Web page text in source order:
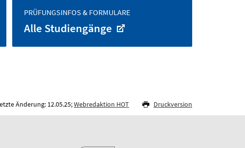
PRÜFUNGSINFOS & FORMULARE
Alle Studiengänge
Änderung: 12.05.25;Webredaktion HOT Druckversion